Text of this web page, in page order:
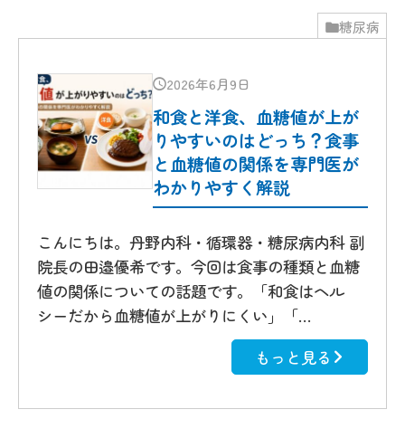
糖尿病
2026年6月9日
和食と洋食、血糖値が上が
りやすいのはどっち？食事
と血糖値の関係を専門医が
わかりやすく解説
こんにちは。丹野内科・循環器・糖尿病内科 副
院長の田邉優希です。今回は食事の種類と血糖
値の関係についての話題です。「和食はヘル
シーだから血糖値が上がりにくい」「…
もっと見る